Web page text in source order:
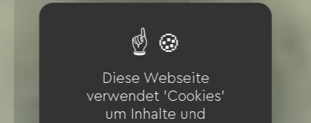
Diese Webseite
verwendet 'Cookies'
um Inhalte und